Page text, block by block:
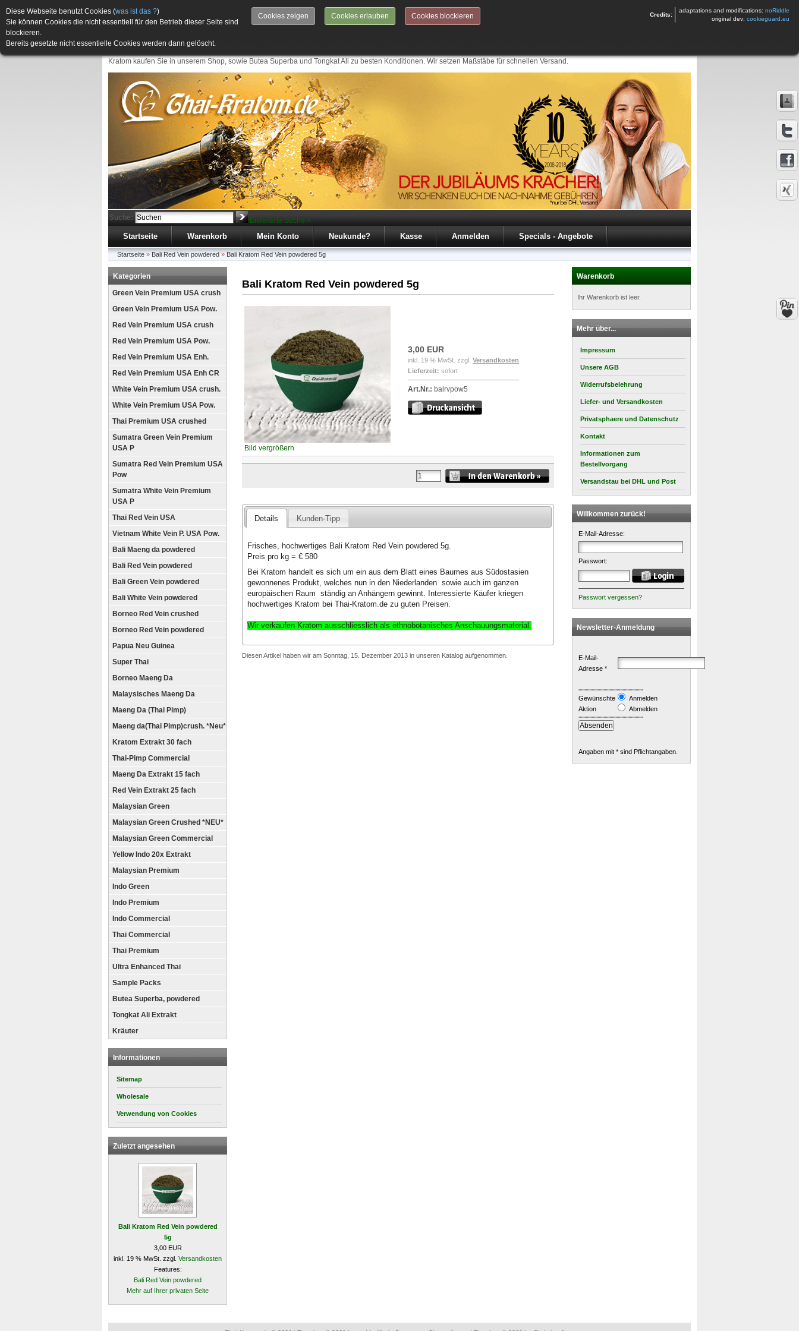
Credits:
adaptations and modifications: noRiddle
original dev: cookieguard.eu
Diese Webseite benutzt Cookies (was ist das ?)
Sie können Cookies die nicht essentiell für den Betrieb dieser Seite sind
blockieren.
Bereits gesetzte nicht essentielle Cookies werden dann gelöscht.
Cookies zeigen Cookies erlauben Cookies blockieren
Kratom kaufen Sie in unserem Shop, sowie Butea Superba und Tongkat Ali zu besten Konditionen. Wir setzen Maßstäbe für schnellen Versand.
Suche: Erweiterte Suche »
Startseite Warenkorb Mein Konto Neukunde? Kasse Anmelden Specials - Angebote
Startseite » Bali Red Vein powdered » Bali Kratom Red Vein powdered 5g
Kategorien
Green Vein Premium USA crush
Green Vein Premium USA Pow.
Red Vein Premium USA crush
Red Vein Premium USA Pow.
Red Vein Premium USA Enh.
Red Vein Premium USA Enh CR
White Vein Premium USA crush.
White Vein Premium USA Pow.
Thai Premium USA crushed
Sumatra Green Vein Premium
USA P
Sumatra Red Vein Premium USA
Pow
Sumatra White Vein Premium
USA P
Thai Red Vein USA
Vietnam White Vein P. USA Pow.
Bali Maeng da powdered
Bali Red Vein powdered
Bali Green Vein powdered
Bali White Vein powdered
Borneo Red Vein crushed
Borneo Red Vein powdered
Papua Neu Guinea
Super Thai
Borneo Maeng Da
Malaysisches Maeng Da
Maeng Da (Thai Pimp)
Maeng da(Thai Pimp)crush. *Neu*
Kratom Extrakt 30 fach
Thai-Pimp Commercial
Maeng Da Extrakt 15 fach
Red Vein Extrakt 25 fach
Malaysian Green
Malaysian Green Crushed *NEU*
Malaysian Green Commercial
Yellow Indo 20x Extrakt
Malaysian Premium
Indo Green
Indo Premium
Indo Commercial
Thai Commercial
Thai Premium
Ultra Enhanced Thai
Sample Packs
Butea Superba, powdered
Tongkat Ali Extrakt
Kräuter
Informationen
Sitemap
Wholesale
Verwendung von Cookies
Zuletzt angesehen
Bali Kratom Red Vein powdered
5g
3,00 EUR
inkl. 19 % MwSt. zzgl. Versandkosten
Features:
Bali Red Vein powdered
Mehr auf Ihrer privaten Seite
Bali Kratom Red Vein powdered 5g
Bild vergrößern
3,00 EUR
inkl. 19 % MwSt. zzgl. Versandkosten
Lieferzeit: sofort
Art.Nr.: balrvpow5
Details Kunden-Tipp
Frisches, hochwertiges Bali Kratom Red Vein powdered 5g.
Preis pro kg = € 580
Bei Kratom handelt es sich um ein aus dem Blatt eines Baumes aus Südostasien
gewonnenes Produkt, welches nun in den Niederlanden sowie auch im ganzen
europäischen Raum ständig an Anhängern gewinnt. Interessierte Käufer kriegen
hochwertiges Kratom bei Thai-Kratom.de zu guten Preisen.
Wir verkaufen Kratom ausschliesslich als ethnobotanisches Anschauungsmaterial
Diesen Artikel haben wir am Sonntag, 15. Dezember 2013 in unseren Katalog aufgenommen.
Warenkorb
Ihr Warenkorb ist leer.
Mehr über...
Impressum
Unsere AGB
Widerrufsbelehrung
Liefer- und Versandkosten
Privatsphaere und Datenschutz
Kontakt
Informationen zum
Bestellvorgang
Versandstau bei DHL und Post
Willkommen zurück!
E-Mail-Adresse:
Passwort:
Passwort vergessen?
Newsletter-Anmeldung
E-Mail-
Adresse *
Gewünschte
Aktion
Anmelden
Abmelden
Angaben mit * sind Pflichtangaben.